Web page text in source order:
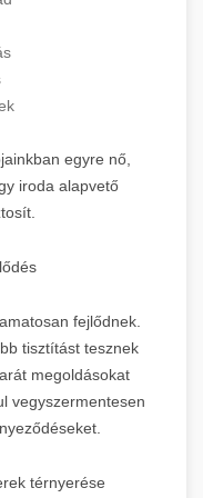
egyre nő,
iroda alapvető
fejlődnek.
tisztítást tesznek
megoldásokat
vegyszermentesen
térnyerése